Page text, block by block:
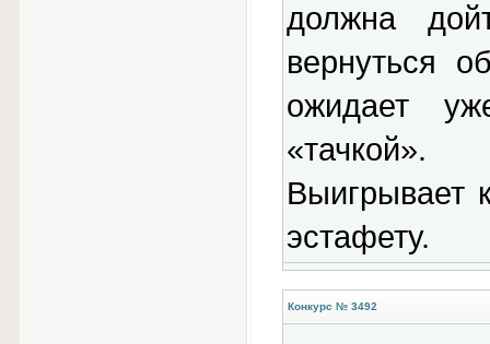
должна
вернуться
ожидает
«тачкой».
Выигрывает
эстафету.
Конкурс № 3492